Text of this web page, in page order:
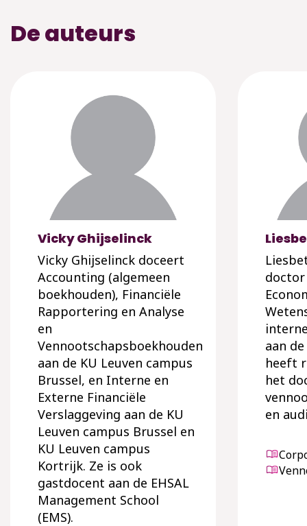
De auteurs
Vicky Ghijselinck
Vicky Ghijselinck doceert
Accounting (algemeen
boekhouden), Financiële
Rapportering en Analyse
en
Vennootschapsboekhouden
aan de KU Leuven campus
Brussel, en Interne en
Externe Financiële
Verslaggeving aan de KU
Leuven campus Brussel en
KU Leuven campus
Kortrijk. Ze is ook
gastdocent aan de EHSAL
Management School
(EMS).
doctor
aan
heeft
het
en